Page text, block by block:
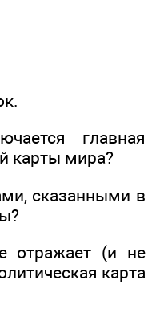
главная
карты мира?
сказанными в
отражает (и не
карта